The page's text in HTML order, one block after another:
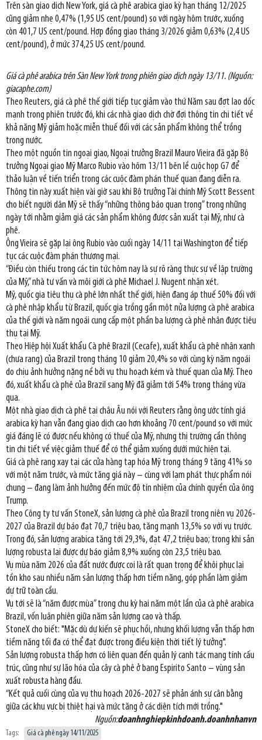
Trên sàn giao dịch New York, giá cà phê arabica giao kỳ hạn tháng 12/2025
cũng giảm nhẹ 0,47% (1,95 US cent/pound) so với ngày hôm trước, xuống
còn 401,7 US cent/pound. Hợp đồng giao tháng 3/2026 giảm 0,63% (2,4 US
cent/pound), ở mức 374,25 US cent/pound.
Giá cà phê arabica trên Sàn New York trong phiên giao dịch ngày 13/11. (Nguồn:
giacaphe.com)
Theo Reuters, giá cà phê thế giới tiếp tục giảm vào thứ Năm sau đợt lao dốc
mạnh trong phiên trước đó, khi các nhà giao dịch chờ đợi thông tin chi tiết về
khả năng Mỹ giảm hoặc miễn thuế đối với các sản phẩm không thể trồng
trong nước.
Theo một nguồn tin ngoại giao, Ngoại trưởng Brazil Mauro Vieira đã gặp Bộ
trưởng Ngoại giao Mỹ Marco Rubio vào hôm 13/11 bên lề cuộc họp G7 để
thảo luận về tiến triển trong các cuộc đàm phán thuế quan đang diễn ra.
Thông tin này xuất hiện vài giờ sau khi Bộ trưởng Tài chính Mỹ Scott Bessent
cho biết người dân Mỹ sẽ thấy “những thông báo quan trọng” trong những
ngày tới nhằm giảm giá các sản phẩm không được sản xuất tại Mỹ, như cà
phê.
Ông Vieira sẽ gặp lại ông Rubio vào cuối ngày 14/11 tại Washington để tiếp
tục các cuộc đàm phán thương mại.
“Điều còn thiếu trong các tin tức hôm nay là sự rõ ràng thực sự về lập trường
của Mỹ,” nhà tư vấn và môi giới cà phê Michael J. Nugent nhận xét.
Mỹ, quốc gia tiêu thụ cà phê lớn nhất thế giới, hiện đang áp thuế 50% đối với
cà phê nhập khẩu từ Brazil, quốc gia trồng gần một nửa lượng cà phê arabica
của thế giới và năm ngoái cung cấp một phần ba lượng cà phê nhân được tiêu
thụ tại Mỹ.
Theo Hiệp hội Xuất khẩu Cà phê Brazil (Cecafe), xuất khẩu cà phê nhân xanh
(chưa rang) của Brazil trong tháng 10 giảm 20,4% so với cùng kỳ năm ngoái
do chịu ảnh hưởng nặng nề bởi vụ thu hoạch kém và thuế quan của Mỹ. Theo
đó, xuất khẩu cà phê của Brazil sang Mỹ đã giảm tới 54% trong tháng vừa
qua.
Một nhà giao dịch cà phê tại châu Âu nói với Reuters rằng ông ước tính giá
arabica kỳ hạn vẫn đang giao dịch cao hơn khoảng 70 cent/pound so với mức
giá đáng lẽ có được nếu không có thuế của Mỹ, nhưng thị trường cần thông
tin chi tiết về việc giảm thuế để có thể giảm xuống dưới mức hiện tại.
Giá cà phê rang xay tại các cửa hàng tạp hóa Mỹ trong tháng 9 tăng 41% so
với một năm trước, và mức tăng giá này – cùng với lạm phát thực phẩm nói
chung – đang làm ảnh hưởng đến mức độ tín nhiệm của chính quyền của ông
Trump.
Theo Công ty tư vấn StoneX, sản lượng cà phê của Brazil trong niên vụ 2026-
2027 của Brazil dự báo đạt 70,7 triệu bao, tăng mạnh 13,5% so với vụ trước.
Trong đó, sản lượng arabica tăng tới 29,3%, đạt 47,2 triệu bao; trong khi sản
lượng robusta lại được dự báo giảm 8,9% xuống còn 23,5 triệu bao.
Vụ mùa năm 2026 của đất nước được coi là rất quan trọng để khôi phục lại
tồn kho sau nhiều năm sản lượng thấp hơn tiềm năng, góp phần làm giảm
dự trữ toàn cầu.
Vụ tới sẽ là “năm được mùa” trong chu kỳ hai năm một lần của cà phê arabica
Brazil, vốn luân phiên giữa năm sản lượng cao và thấp.
StoneX cho biết: "Mặc dù dự kiến sẽ phục hồi, nhưng khối lượng vẫn thấp hơn
tiềm năng tối đa có thể đạt được trong điều kiện thời tiết lý tưởng".
Sản lượng robusta thấp hơn có liên quan đến quản lý canh tác mang tính cấu
trúc, cũng như sự lão hóa của cây cà phê ở bang Espirito Santo – vùng sản
xuất robusta hàng đầu.
“Kết quả cuối cùng của vụ thu hoạch 2026-2027 sẽ phản ánh sự cân bằng
giữa các khu vực bị thiệt hại và mức tăng ở các diện tích mới trồng."
Nguồn:doanhnghiepkinhdoanh.doanhnhanvn
Tags: Giá cà phê ngày 14/11/2025